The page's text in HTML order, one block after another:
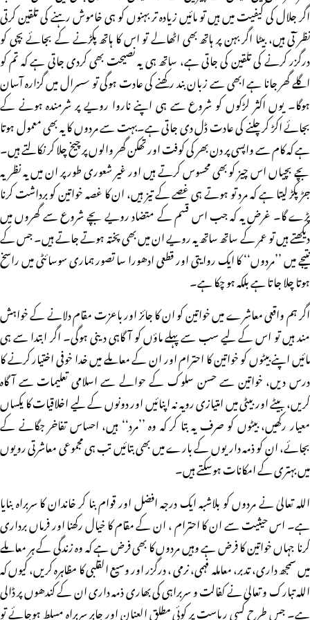
اگر جلال کی کیفیت میں ہیں تو مائیں زیادہ تر بہنوں کو ہی خاموش رہنے کی تلقین کرتی
نظر ٓتی ہیں، بیٹا اگر بہن پر ہاتھ بھی اٹھالے تو اس کا ہاتھ پکڑنے کے بجائے بچی کو
درگزر کرنے کی تلقین کی جاتی ہے، ساتھ ہی یہ نصیحت بھی کردی جاتی ہے کہ تم کو
اگلے گھر جانا ہے ابھی سے زبان بند رکھنے کی عادت ہوگی تو سسرال میں گزارہ آسان
ہوگا۔ یوں اکثر لڑکوں کو شروع سے ہی اپنے ناروا رویے پر شرمندہ ہونے کے
بجائے اکڑ کر چلنے کی عادت ڈل دی جاتی ہے۔بہت سے مردوں کا یہ بھی معمول ہوتا
ہے کہ کام سے واپسی پر دن بھر کی کوفت اور تھکن گھر والوں پر چیخ چلا کر نکالتے ہیں۔
بچے بچیاں اس چیز کو بھی محسوس کرتے ہیں اور غیر شعوری طور پر ان میں یہ نظریہ
جڑ پکڑ لیتا ہے کہ مرد تو ہوتے ہی غصے کے تیز ہیں، ان کا غصہ خواتین کو برداشت کرنا
پڑے گا۔ غرض یہ کہ جب اس قسم کے متضاد رویے بچے شروع سے گھروں میں
دیکھتے ہیں تو عمر کے ساتھ ساتھ یہ رویے ان میں بھی پختہ ہوتے جاتے ہیں۔ جس کے
نتیجے میں ’’مردوں‘‘ کا ایک روایتی اور قطعی ادھورا سا تصور ہماری سوسائٹی میں راسخ
ہوتا چلا جاتا ہے بلکہ ہو چکا ہے۔
اگر ہم واقعی معاشرے میں خواتین کو ان کا جائز اور باعزت مقام دلانے کے خواہش
مند ہیں تو اس کے لیے سب سے پہلے ماؤں کو آگاہی دینی ہوگی۔ اگر ابتدا سے ہی
مائیں اپنے بیٹوں کو خواتین کا احترام اور ان کے معاملے میں خدا خوفی اختیار کرنے کا
درس دیں، خواتین سے حسن سلوک کے حوالے سے اسلامی تعلیمات سے آگاہ
کریں، بیٹے اور بیٹی میں امتیازی رویہ نہ اپنائیں اور دونوں کے لیے اخلاقیات کا یکساں
معیار رکھیں، بیٹوں کو صرف یہ بتا کر کہ وہ ’’مرد‘‘ ہیں، احساس تفاخر جگانے کے
بجائے، ان کو ذمہ داریوں کے بارے میں بھی بتائیں تب ہی مجموعی معاشرتی رویوں
میں بہتری کے امکانات ہوسکتے ہیں۔
اللہ تعالیٰ نے مردوں کو بلاشبہ ایک درجہ افضل اور قوام بنا کر خاندان کا سربراہ بنایا
ہے۔ اس حیثیت سے ان کا احترام ، ان کے مقام کا خیال رکھنا اور فرماں برداری
کرنا جہاں خواتین کا فرض ہے وہیں مردوں کا بھی فرض ہے کہ وہ زندگی کے ہر معاملے
میں سمجھ داری، تدبر، معاملہ فہمی، نرمی ، درگزر اور وسیع القلبی کا مظاہرہ کریں، کیوں کہ
اللہ تبارک و تعالیٰ نے کفالت و سربراہی کی بھاری ذمہ داری ان کے کندھوں پر ڈالی
ہے۔ جس طرح کسی ریاست پر کوئی مطلق العنان اور جابر سربراہ مسلط ہوجائے تو